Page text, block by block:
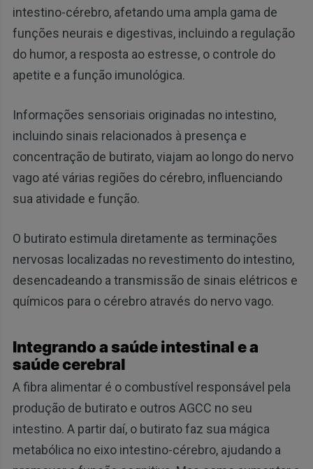
intestino-cérebro, afetando uma ampla gama de
funções neurais e digestivas, incluindo a regulação
do humor, a resposta ao estresse, o controle do
apetite e a função imunológica.
Informações sensoriais originadas no intestino,
incluindo sinais relacionados à presença e
concentração de butirato, viajam ao longo do nervo
vago até várias regiões do cérebro, influenciando
sua atividade e função.
O butirato estimula diretamente as terminações
nervosas localizadas no revestimento do intestino,
desencadeando a transmissão de sinais elétricos e
químicos para o cérebro através do nervo vago.
Integrando a saúde intestinal e a
saúde cerebral
A fibra alimentar é o combustível responsável pela
produção de butirato e outros AGCC no seu
intestino. A partir daí, o butirato faz sua mágica
metabólica no eixo intestino-cérebro, ajudando a